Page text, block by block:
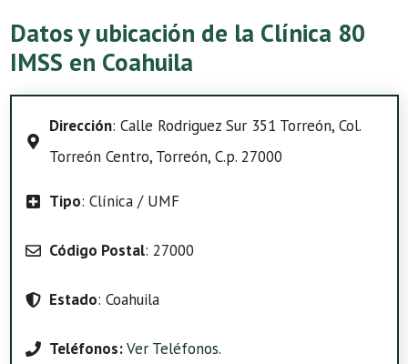
Datos y ubicación de la Clínica 80
IMSS en Coahuila
Dirección: Calle Rodriguez Sur 351 Torreón, Col.
Torreón Centro, Torreón, C.p. 27000
Tipo: Clínica / UMF
Código Postal: 27000
Estado: Coahuila
Teléfonos:Ver Teléfonos.